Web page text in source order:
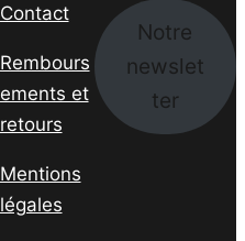
Contact
Rembours
ements et
retours
Mentions
légales
Notre
newslet
ter